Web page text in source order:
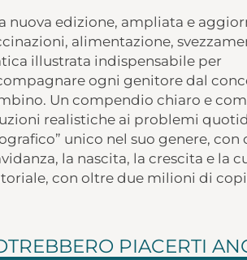
nuova edizione, ampliata e
alimentazione,
illustrata indispensabile per
ogni genitore dal
Un compendio chiaro e
realistiche ai problemi
unico nel suo genere,
la nascita, la crescita e la
con oltre due milioni di
PIACERTI